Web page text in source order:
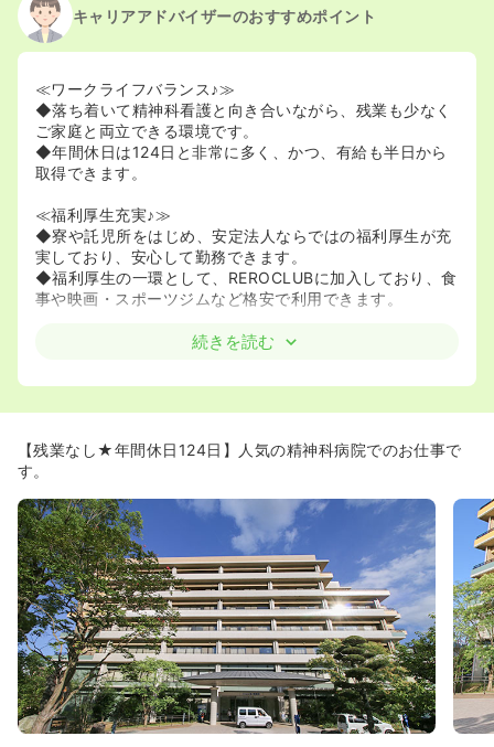
キャリアアドバイザーのおすすめポイント
≪ワークライフバランス♪≫
◆落ち着いて精神科看護と向き合いながら、残業も少なく
ご家庭と両立できる環境です。
◆年間休日は124日と非常に多く、かつ、有給も半日から
取得できます。
≪福利厚生充実♪≫
◆寮や託児所をはじめ、安定法人ならではの福利厚生が充
実しており、安心して勤務できます。
◆福利厚生の一環として、REROCLUBに加入しており、食
事や映画・スポーツジムなど格安で利用できます。
続きを読む
【残業なし★年間休日124日】人気の精神科病院でのお仕事で
す。